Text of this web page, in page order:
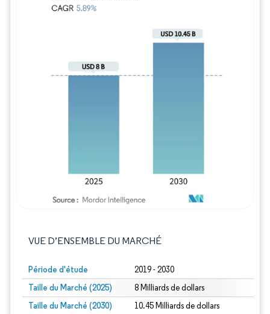
VUE D’ENSEMBLE DU MARCHÉ
Période d'étude 2019 - 2030
Taille du Marché (2025) 8 Milliards de dollars
Taille du Marché (2030) 10.45 Milliards de dollars